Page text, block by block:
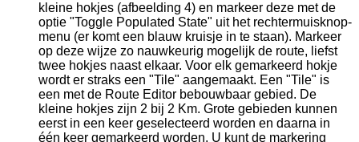
kleine hokjes (afbeelding 4) en markeer deze met de
optie "Toggle Populated State" uit het rechtermuisknop-
menu (er komt een blauw kruisje in te staan). Markeer
op deze wijze zo nauwkeurig mogelijk de route, liefst
twee hokjes naast elkaar. Voor elk gemarkeerd hokje
wordt er straks een "Tile" aangemaakt. Een "Tile" is
een met de Route Editor bebouwbaar gebied. De
kleine hokjes zijn 2 bij 2 Km. Grote gebieden kunnen
eerst in een keer geselecteerd worden en daarna in
één keer gemarkeerd worden. U kunt de markering